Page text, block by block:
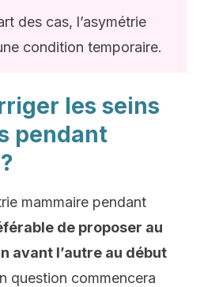
des cas, l’asymétrie
condition temporaire.
les seins
pendant
mammaire pendant
de proposer au
avant l’autre au début
question commencera